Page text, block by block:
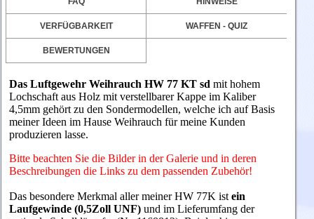
VERFÜGBARKEIT WAFFEN - QUIZ
BEWERTUNGEN
Das Luftgewehr Weihrauch HW 77 KT sd mit hohem
Lochschaft aus Holz mit verstellbarer Kappe im Kaliber
4,5mm gehört zu den Sondermodellen, welche ich auf Basis
meiner Ideen im Hause Weihrauch für meine Kunden
produzieren lasse.
Bitte beachten Sie die Bilder in der Galerie und in deren
Beschreibungen die Links zu dem passenden Zubehör!
Das besondere Merkmal aller meiner HW 77K ist ein
Laufgewinde (0,5Zoll UNF) und im Lieferumfang der